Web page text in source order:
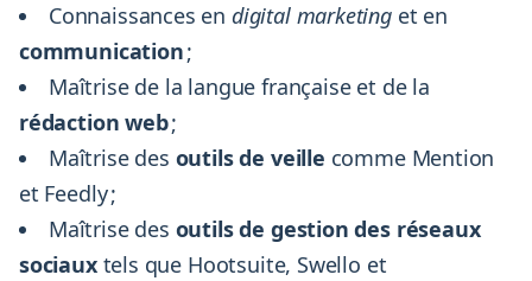
Connaissances en digital marketinget en
communication;
Maîtrise de la langue française et de la
rédaction web;
Maîtrise des outils de veille comme Mention
et Feedly ;
Maîtrise des outils de gestion des réseaux
sociauxtels que Hootsuite, Swello et